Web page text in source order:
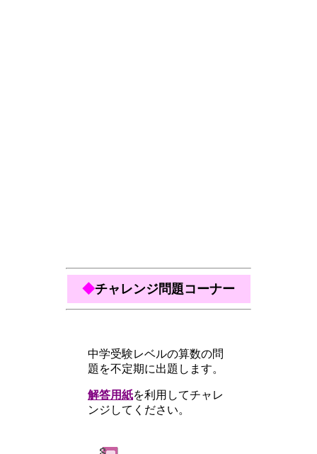
◆チャレンジ問題コーナー
中学受験レベルの算数の問
題を不定期に出題します。
解答用紙を利用してチャレ
ンジしてください。